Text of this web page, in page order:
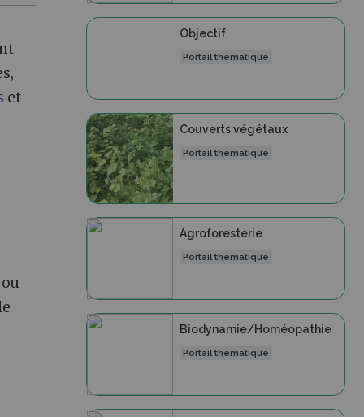
et
ou
Objectif
Portail thématique
Couverts végétaux
Portail thématique
Agroforesterie
Portail thématique
Biodynamie/Homéopathie
Portail thématique